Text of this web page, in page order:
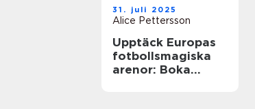
31. juli 2025
Alice Pettersson
Upptäck Europas
fotbollsmagiska
arenor: Boka